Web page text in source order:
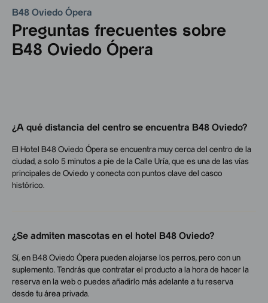
B48 Oviedo Ópera
Preguntas frecuentes sobre
B48 Oviedo Ópera
¿A qué distancia del centro se encuentra B48 Oviedo?
El Hotel B48 Oviedo Ópera se encuentra muy cerca del centro de la
ciudad, a solo 5 minutos a pie de la Calle Uría, que es una de las vías
principales de Oviedo y conecta con puntos clave del casco
histórico.
¿Se admiten mascotas en el hotel B48 Oviedo?
Sí, en B48 Oviedo Ópera pueden alojarse los perros, pero con un
suplemento. Tendrás que contratar el producto a la hora de hacer la
reserva en la web o puedes añadirlo más adelante a tu reserva
desde tu área privada.